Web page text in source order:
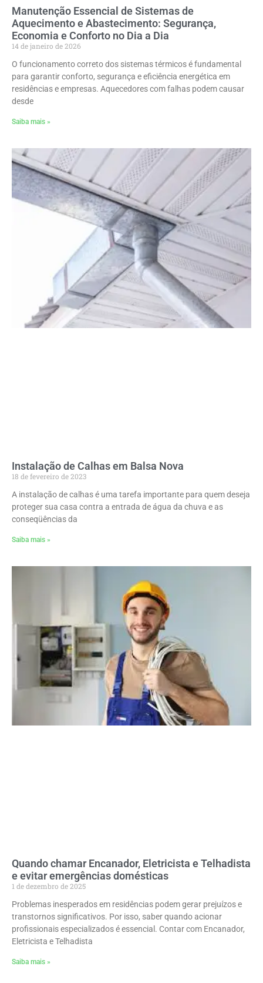
Manutenção Essencial de Sistemas de
Aquecimento e Abastecimento: Segurança,
Economia e Conforto no Dia a Dia
14 de janeiro de 2026
O funcionamento correto dos sistemas térmicos é fundamental
para garantir conforto, segurança e eficiência energética em
residências e empresas. Aquecedores com falhas podem causar
desde
Saiba mais »
Instalação de Calhas em Balsa Nova
18 de fevereiro de 2023
A instalação de calhas é uma tarefa importante para quem deseja
proteger sua casa contra a entrada de água da chuva e as
conseqüências da
Saiba mais »
Quando chamar Encanador, Eletricista e Telhadista
e evitar emergências domésticas
1 de dezembro de 2025
Problemas inesperados em residências podem gerar prejuízos e
transtornos significativos. Por isso, saber quando acionar
profissionais especializados é essencial. Contar com Encanador,
Eletricista e Telhadista
Saiba mais »